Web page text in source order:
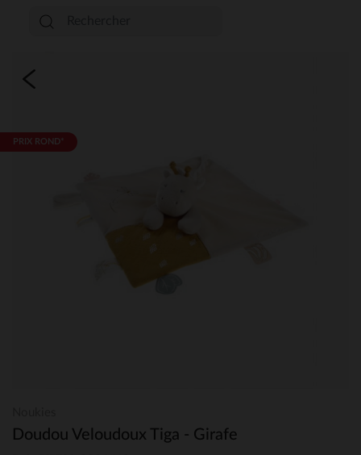
PRIX ROND*
Doudou Veloudoux Tiga - Girafe